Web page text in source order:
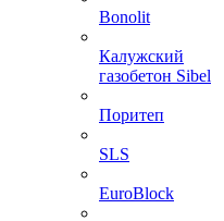
Bonolit
Калужский
газобетон Sibel
Поритеп
SLS
EuroBlock